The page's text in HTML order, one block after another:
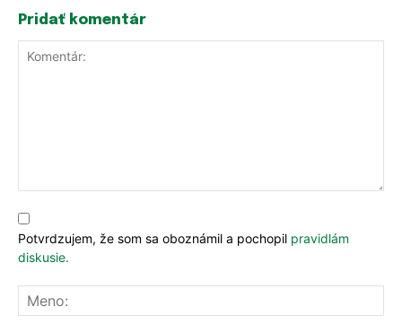
Pridať komentár
Potvrdzujem, že som sa oboznámil a pochopil pravidlám
diskusie.